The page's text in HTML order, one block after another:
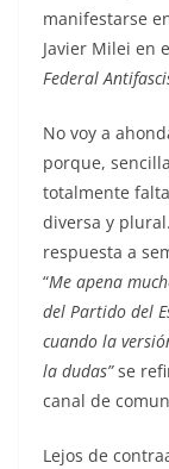
manifestarse
Javier Milei en
Federal
No voy a
porque,
totalmente
diversa y
respuesta a
“Me apena
del Partido del
cuando la
la dudas”se
canal de
Lejos de